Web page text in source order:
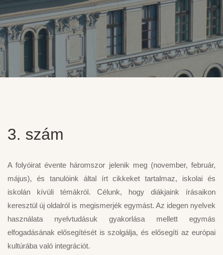
3. szám
A folyóirat évente háromszor jelenik meg (november, február,
május), és tanulóink által írt cikkeket tartalmaz, iskolai és
iskolán kívüli témákról. Célunk, hogy diákjaink írásaikon
keresztül új oldalról is megismerjék egymást. Az idegen nyelvek
használata nyelvtudásuk gyakorlása mellett egymás
elfogadásának elősegítését is szolgálja, és elősegíti az európai
kultúrába való integrációt.